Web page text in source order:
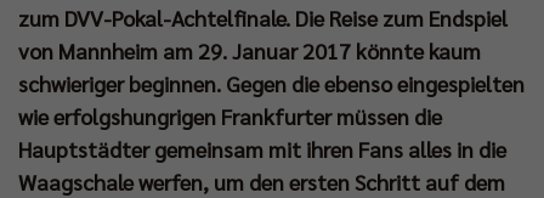
zum DVV-Pokal-Achtelfinale. Die Reise zum Endspiel
von Mannheim am 29. Januar 2017 könnte kaum
schwieriger beginnen. Gegen die ebenso eingespielten
wie erfolgshungrigen Frankfurter müssen die
Hauptstädter gemeinsam mit ihren Fans alles in die
Waagschale werfen, um den ersten Schritt auf dem